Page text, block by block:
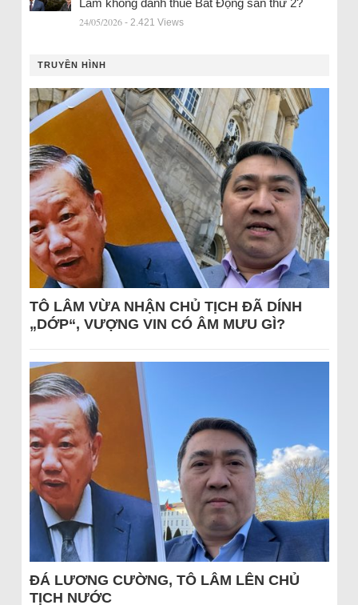
Lâm không đánh thuế Bất Động sản thứ 2?
24/05/2026 - 2.421 Views
TRUYỀN HÌNH
TÔ LÂM VỪA NHẬN CHỦ TỊCH ĐÃ DÍNH
„DỚP“, VƯỢNG VIN CÓ ÂM MƯU GÌ?
ĐÁ LƯƠNG CƯỜNG, TÔ LÂM LÊN CHỦ
TỊCH NƯỚC